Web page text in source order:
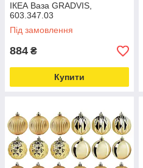
ІКЕА Ваза GRADVIS,
603.347.03
Під замовлення
884 ₴
Купити